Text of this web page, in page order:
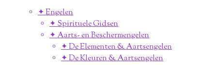
✦ Engelen
✦ Spirituele Gidsen
✦ Aarts- en Beschermengelen
✦ De Elementen & Aartsengelen
✦ De Kleuren & Aartsengelen